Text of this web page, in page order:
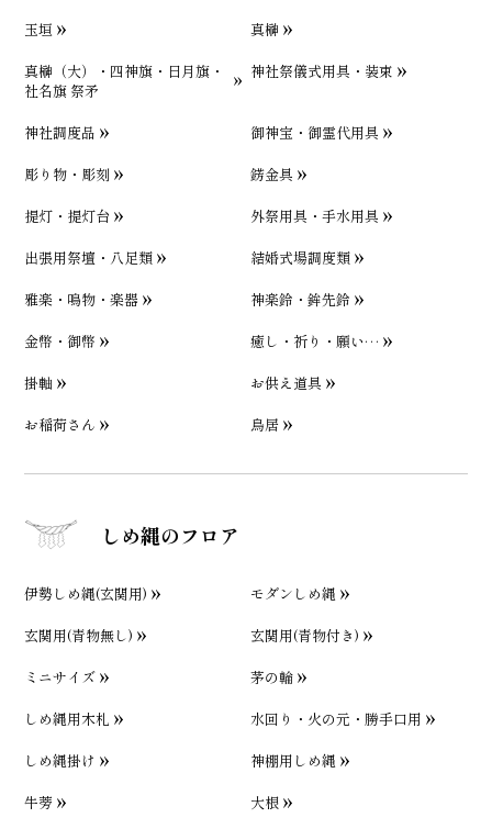
玉垣
真榊
真榊（大）・四神旗・日月旗・
社名旗 祭矛
神社祭儀式用具・装束
神社調度品
御神宝・御霊代用具
彫り物・彫刻
錺金具
提灯・提灯台
外祭用具・手水用具
出張用祭壇・八足類
結婚式場調度類
雅楽・鳴物・楽器
神楽鈴・鉾先鈴
金幣・御幣
癒し・祈り・願い…
掛軸
お供え道具
お稲荷さん
鳥居
しめ縄のフロア
伊勢しめ縄(玄関用)
モダンしめ縄
玄関用(青物無し)
玄関用(青物付き)
ミニサイズ
茅の輪
しめ縄用木札
水回り・火の元・勝手口用
しめ縄掛け
神棚用しめ縄
牛蒡
大根